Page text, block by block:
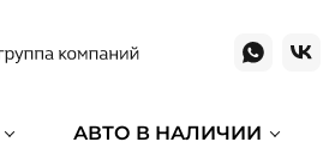
АВТО В НАЛИЧИИ